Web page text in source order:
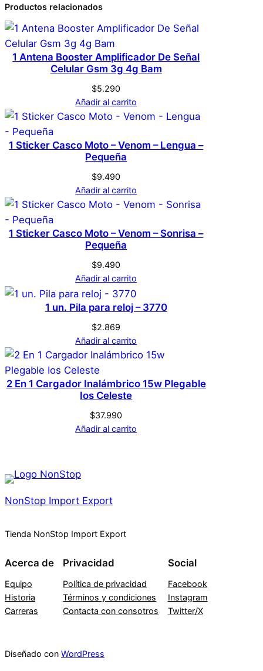
cm
Marca Genérica
Color Morado
Tamaño L
0 valoraciones en
Mochila De Colegio
Kawaii Harajuku – 5
Piezas – Morada
No hay valoraciones aún. Solo los usuarios
registrados que hayan comprado este
producto pueden hacer una valoración.
Productos relacionados
1 Antena Booster Amplificador De Señal
Celular Gsm 3g 4g Bam
$5.290
Añadir al carrito
1 Sticker Casco Moto – Venom – Lengua –
Pequeña
$9.490
Añadir al carrito
1 Sticker Casco Moto – Venom – Sonrisa –
Pequeña
$9.490
Añadir al carrito
1 un. Pila para reloj – 3770
$2.869
Añadir al carrito
2 En 1 Cargador Inalámbrico 15w Plegable
Ios Celeste
$37.990
Añadir al carrito
NonStop Import Export
Tienda NonStop Import Export
Acerca de
Equipo
Historia
Carreras
Privacidad
Política de privacidad
Términos y condiciones
Contacta con consotros
Social
Facebook
Instagram
Twitter/X
Diseñado con WordPress